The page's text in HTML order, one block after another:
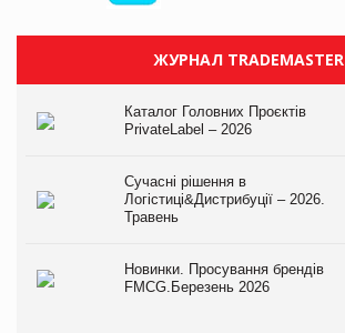
ЖУРНАЛ TRADEMASTER
Каталог Головних Проєктів
PrivateLabel – 2026
Сучасні рішення в
Логістиці&Дистрибуції – 2026.
Травень
Новинки. Просування брендів
FMCG.Березень 2026